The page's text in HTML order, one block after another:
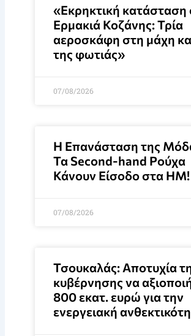
«Εκρηκτική κατάσταση
Ερμακιά Κοζάνης: Τρία
αεροσκάφη στη μάχη
της φωτιάς»
07/08/2026
Η Επανάσταση της
Τα Second-hand Ρούχα
Κάνουν Είσοδο στα HM!
07/08/2026
Τσουκαλάς: Αποτυχία
κυβέρνησης να
800 εκατ. ευρώ για την
ενεργειακή